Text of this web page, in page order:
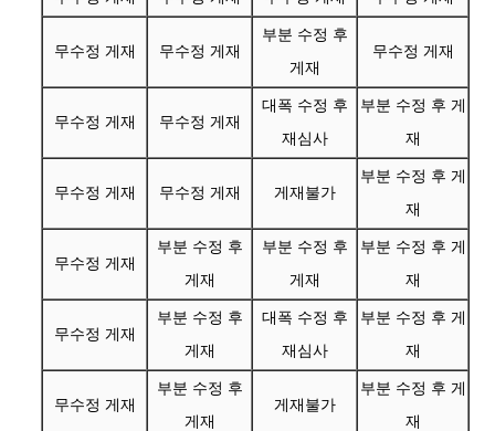
무수정 게재 무수정 게재
부분 수정 후
게재
무수정 게재
무수정 게재 무수정 게재
대폭 수정 후
재심사
부분 수정 후 게
재
무수정 게재 무수정 게재 게재불가
부분 수정 후 게
재
무수정 게재
부분 수정 후
게재
부분 수정 후
게재
부분 수정 후 게
재
무수정 게재
부분 수정 후
게재
대폭 수정 후
재심사
부분 수정 후 게
재
무수정 게재
부분 수정 후
게재
게재불가
부분 수정 후 게
재